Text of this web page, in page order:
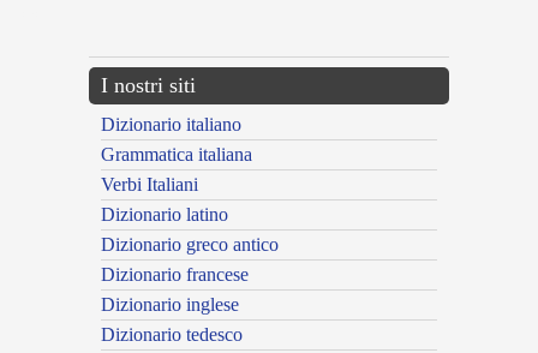
I nostri siti
Dizionario italiano
Grammatica italiana
Verbi Italiani
Dizionario latino
Dizionario greco antico
Dizionario francese
Dizionario inglese
Dizionario tedesco